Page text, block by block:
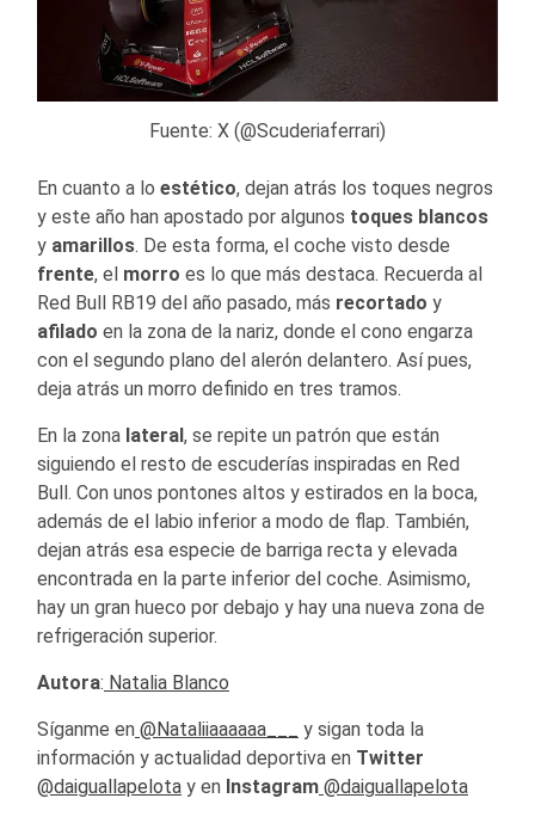
Fuente: X (@Scuderiaferrari)
En cuanto a lo estético, dejan atrás los toques negros
y este año han apostado por algunos toques blancos
y amarillos. De esta forma, el coche visto desde
frente, el morro es lo que más destaca. Recuerda al
Red Bull RB19 del año pasado, más recortado y
afilado en la zona de la nariz, donde el cono engarza
con el segundo plano del alerón delantero. Así pues,
deja atrás un morro definido en tres tramos.
En la zona lateral, se repite un patrón que están
siguiendo el resto de escuderías inspiradas en Red
Bull. Con unos pontones altos y estirados en la boca,
además de el labio inferior a modo de flap. También,
dejan atrás esa especie de barriga recta y elevada
encontrada en la parte inferior del coche. Asimismo,
hay un gran hueco por debajo y hay una nueva zona de
refrigeración superior.
Autora: Natalia Blanco
Síganme en @Nataliiaaaaaa___
y sigan toda la
información y actualidad deportiva en Twitter
@daiguallapelota y en Instagram @daiguallapelota